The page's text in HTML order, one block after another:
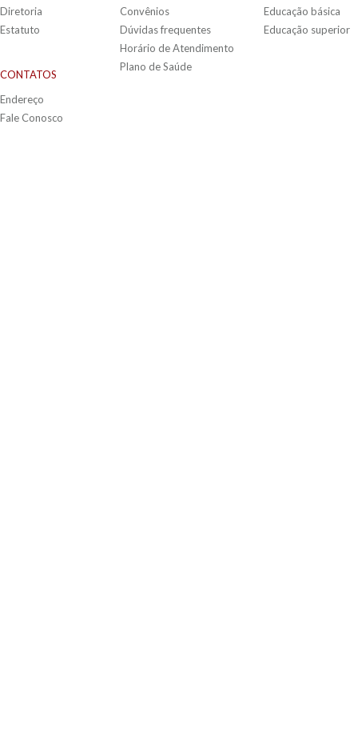
Diretoria
Estatuto
CONTATOS
Endereço
Fale Conosco
Convênios
Dúvidas frequentes
Horário de Atendimento
Plano de Saúde
Educação básica
Educação superior